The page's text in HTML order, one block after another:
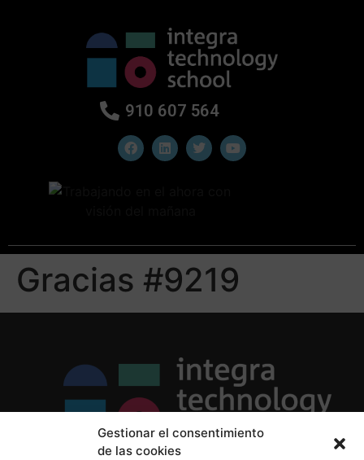
Gestionar el consentimiento
de las cookies
910 607 564
Gracias #9219